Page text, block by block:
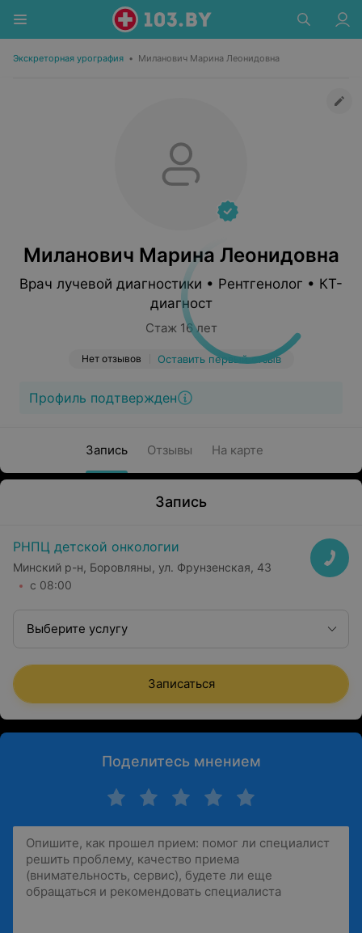
Экскреторная урография • Миланович Марина Леонидовна
Миланович Марина Леонидовна
Врач лучевой диагностики • Рентгенолог • КТ-
диагност
Стаж 16 лет
Нет отзывов Оставить первый отзыв
Профиль подтвержден
Запись Отзывы На карте
Запись
РНПЦ детской онкологии
Минский р-н, Боровляны, ул. Фрунзенская, 43
с 08:00
Выберите услугу
Записаться
Поделитесь мнением